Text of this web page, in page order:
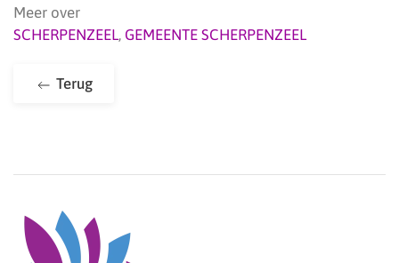
Meer over
SCHERPENZEEL, GEMEENTE SCHERPENZEEL
Terug